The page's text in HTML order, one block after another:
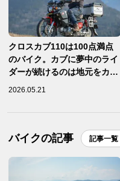
クロスカブ110は100点満点
のバイク。カブに夢中のライ
ダーが続けるのは地元をカブ
の聖地にする活動
2026.05.21
バイクの記事 記事一覧